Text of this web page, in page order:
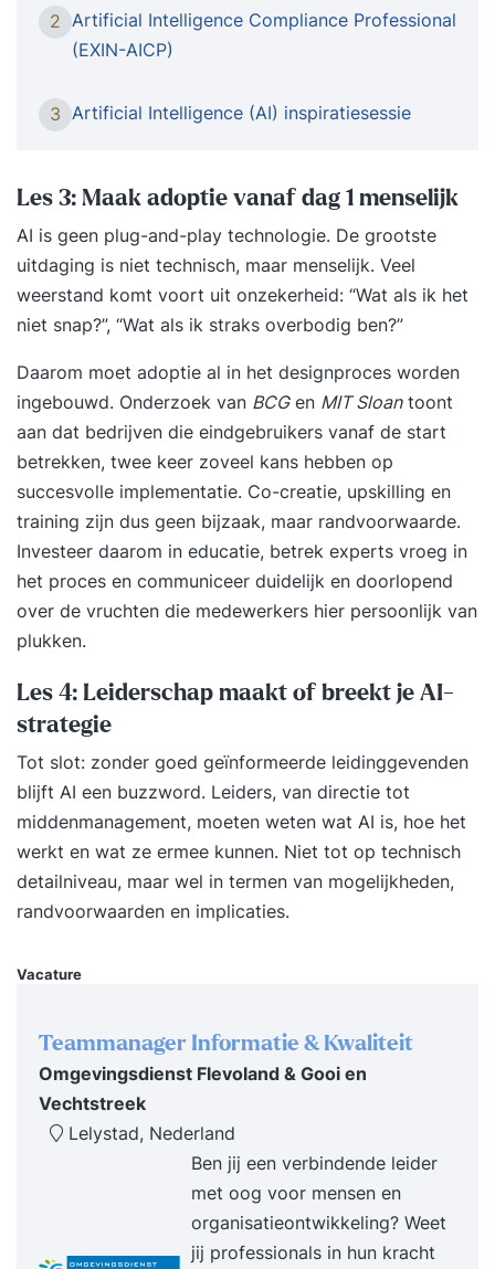
training maak je op een toegankelijke en
praktijkgerichte manier kennis met de wereld van
kun jíj ermee in de salarispraktijk? Wat leer je?
hoe is de ontwikkeling geweest en wat zijn de
belangrijkste principes? Actuele AI-tools – welke
tools zijn er, wat kunnen ze en waar moet je op
letten (zoals bias, databeveiliging en ethiek)?
Prompten – hoe formuleer je effectieve
opdrachten voor AI-tools voor betrouwbare en
bruikbare output? AI in de salarispraktijk –
praktische toepassingen voor
salarisprofessionals, zoals data-analyse,
foutcontrole, rapportages en automatisering van
repetitieve taken. 2Xplain AI-assistent en CAO-
assistent – wat kun je ermee en hoe pas je ze
eenvoudig toe in je werk? Introductie AI-agents –
wat zijn het en welke rol gaan ze spelen in de
toekomst van jouw vakgebied? Meer informatie
Je leert hoe je effectieve prompts formuleert -
doen wat... meer op onze website
2 Artificial Intelligence Compliance Professional
(EXIN-AICP)
3 Artificial Intelligence (AI) inspiratiesessie
Les 3: Maak adoptie vanaf dag 1 menselijk
AI is geen plug-and-play technologie. De grootste
uitdaging is niet technisch, maar menselijk. Veel
weerstand komt voort uit onzekerheid: “Wat als ik het
niet snap?”, “Wat als ik straks overbodig ben?”
Daarom moet adoptie al in het designproces worden
ingebouwd. Onderzoek van BCGen MIT Sloantoont
aan dat bedrijven die eindgebruikers vanaf de start
betrekken, twee keer zoveel kans hebben op
succesvolle implementatie. Co-creatie, upskilling en
training zijn dus geen bijzaak, maar randvoorwaarde.
Investeer daarom in educatie, betrek experts vroeg in
het proces en communiceer duidelijk en doorlopend
over de vruchten die medewerkers hier persoonlijk van
plukken.
Les 4: Leiderschap maakt of breekt je AI-
strategie
Tot slot: zonder goed geïnformeerde leidinggevenden
blijft AI een buzzword. Leiders, van directie tot
middenmanagement, moeten weten wat AI is, hoe het
werkt en wat ze ermee kunnen. Niet tot op technisch
detailniveau, maar wel in termen van mogelijkheden,
randvoorwaarden en implicaties.
Vacature
Teammanager Informatie & Kwaliteit
Omgevingsdienst Flevoland & Gooi en
Vechtstreek
Lelystad, Nederland
Ben jij een verbindende leider
met oog voor mensen en
organisatieontwikkeling? Weet
jij professionals in hun kracht